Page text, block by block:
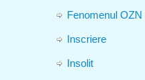
Fenomenul OZN
Inscriere
Insolit